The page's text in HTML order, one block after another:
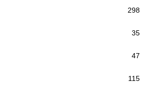
298
35
47
115